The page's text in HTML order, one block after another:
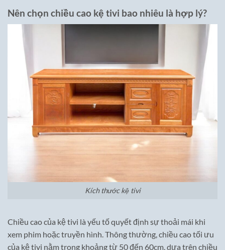
Nên chọn chiều cao kệ tivi bao nhiêu là hợp lý?
Kích thước kệ tivi
Chiều cao của kệ tivi là yếu tố quyết định sự thoải mái khi
xem phim hoặc truyền hình. Thông thường, chiều cao tối ưu
của kệ tivi nằm trong khoảng từ 50 đến 60cm, dựa trên chiều